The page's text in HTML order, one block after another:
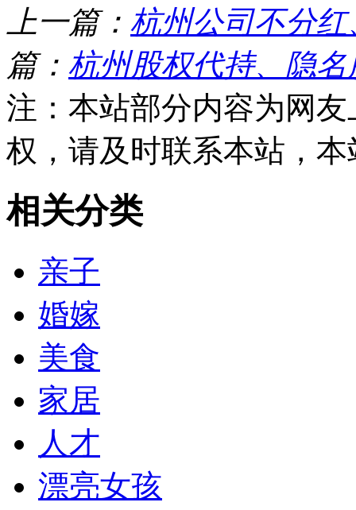
上一篇： 杭州公司不分
篇： 杭州股权代持、隐
注：本站部分内容为网
权，请及时联系本站，
相关分类
亲子
婚嫁
美食
家居
人才
漂亮女孩